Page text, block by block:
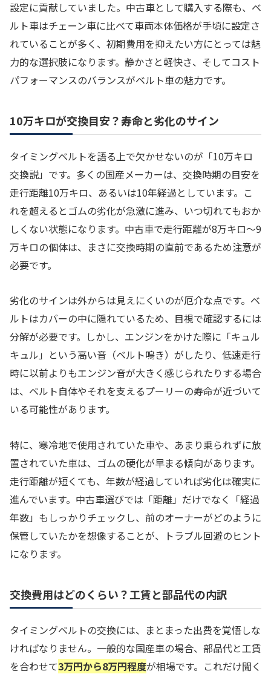
設定に貢献していました。中古車として購入する際も、ベ
ルト車はチェーン車に比べて車両本体価格が手頃に設定さ
れていることが多く、初期費用を抑えたい方にとっては魅
力的な選択肢になります。静かさと軽快さ、そしてコスト
パフォーマンスのバランスがベルト車の魅力です。
10万キロが交換目安？寿命と劣化のサイン
タイミングベルトを語る上で欠かせないのが「10万キロ
交換説」です。多くの国産メーカーは、交換時期の目安を
走行距離10万キロ、あるいは10年経過としています。こ
れを超えるとゴムの劣化が急激に進み、いつ切れてもおか
しくない状態になります。中古車で走行距離が8万キロ〜9
万キロの個体は、まさに交換時期の直前であるため注意が
必要です。
劣化のサインは外からは見えにくいのが厄介な点です。ベ
ルトはカバーの中に隠れているため、目視で確認するには
分解が必要です。しかし、エンジンをかけた際に「キュル
キュル」という高い音（ベルト鳴き）がしたり、低速走行
時に以前よりもエンジン音が大きく感じられたりする場合
は、ベルト自体やそれを支えるプーリーの寿命が近づいて
いる可能性があります。
特に、寒冷地で使用されていた車や、あまり乗られずに放
置されていた車は、ゴムの硬化が早まる傾向があります。
走行距離が短くても、年数が経過していれば劣化は確実に
進んでいます。中古車選びでは「距離」だけでなく「経過
年数」もしっかりチェックし、前のオーナーがどのように
保管していたかを想像することが、トラブル回避のヒント
になります。
交換費用はどのくらい？工賃と部品代の内訳
タイミングベルトの交換には、まとまった出費を覚悟しな
ければなりません。一般的な国産車の場合、部品代と工賃
を合わせて3万円から8万円程度が相場です。これだけ聞く